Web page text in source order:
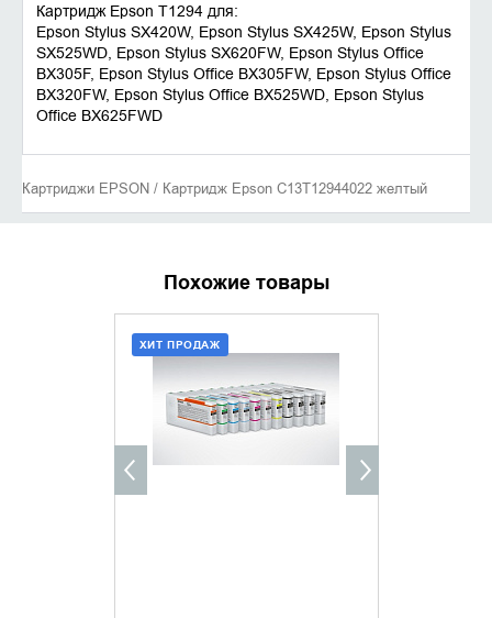
Картридж Epson T1294 для:
Epson Stylus SX420W, Epson Stylus SX425W, Epson Stylus
SX525WD, Epson Stylus SX620FW, Epson Stylus Office
BX305F, Epson Stylus Office BX305FW, Epson Stylus Office
BX320FW, Epson Stylus Office BX525WD, Epson Stylus
Office BX625FWD
Картриджи EPSON / Картридж Epson C13T12944022 желтый
Похожие товары
ХИТ ПРОДАЖ
КУПИТЬ В 1 КЛИК